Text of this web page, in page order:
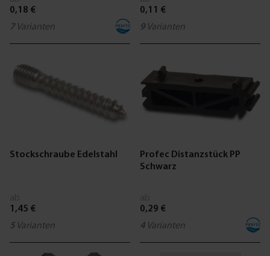
0,18 €
7Varianten
0,11 €
9Varianten
Stockschraube Edelstahl
1,45 €
5 Varianten
Profec Distanzstück PP
Schwarz
0,29 €
4 Varianten